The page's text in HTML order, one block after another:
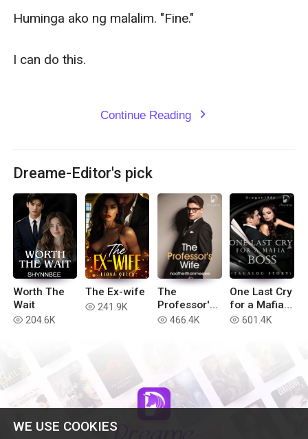
WE USE COOKIES
Huminga ako ng malalim. "Fine."
I can do this.
Continue Reading expand_more
Dreame-Editor's pick
Worth The
Wait
read 204.6K
The Ex-wife
read 241.9K
The
Professor's
Wife
read 466.4K
One Last Cry
for a Mafia
Boss
read 601.4K